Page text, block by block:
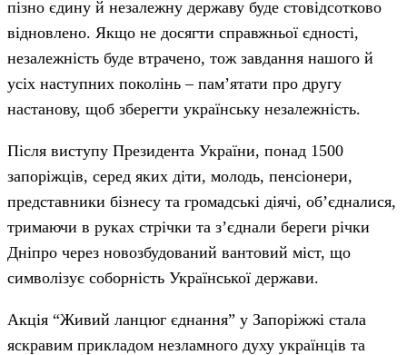
пізно єдину й незалежну державу буде стовідсотково
відновлено. Якщо не досягти справжньої єдності,
незалежність буде втрачено, тож завдання нашого й
усіх наступних поколінь – пам’ятати про другу
настанову, щоб зберегти українську незалежність.
Після виступу Президента України, понад 1500
запоріжців, серед яких діти, молодь, пенсіонери,
представники бізнесу та громадські діячі, об’єдналися,
тримаючи в руках стрічки та з’єднали береги річки
Дніпро через новозбудований вантовий міст, що
символізує соборність Української держави.
Акція “Живий ланцюг єднання” у Запоріжжі стала
яскравим прикладом незламного духу українців та